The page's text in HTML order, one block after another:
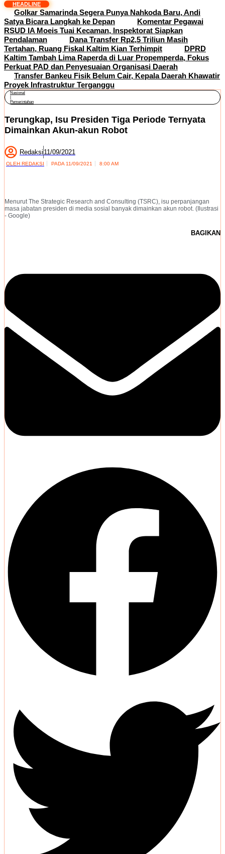
HEADLINE
Golkar Samarinda Segera Punya Nahkoda Baru, Andi
Satya Bicara Langkah ke Depan
Komentar Pegawai
RSUD IA Moeis Tuai Kecaman, Inspektorat Siapkan
Pendalaman
Dana Transfer Rp2,5 Triliun Masih
Tertahan, Ruang Fiskal Kaltim Kian Terhimpit
DPRD
Kaltim Tambah Lima Raperda di Luar Propemperda, Fokus
Perkuat PAD dan Penyesuaian Organisasi Daerah
Transfer Bankeu Fisik Belum Cair, Kepala Daerah Khawatir
Proyek Infrastruktur Terganggu
Nasional
Pemerintahan
Terungkap, Isu Presiden Tiga Periode Ternyata
Dimainkan Akun-akun Robot
Redaksi 11/09/2021
OLEH REDAKSI PADA 11/09/2021 8:00 AM
Menurut The Strategic Research and Consulting (TSRC), isu perpanjangan
masa jabatan presiden di media sosial banyak dimainkan akun robot. (Ilustrasi
- Google)
BAGIKAN